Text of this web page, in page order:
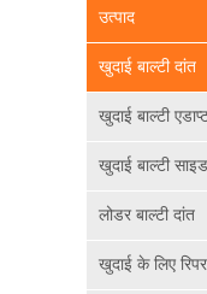
उत्पाद
खुदाई बाल्टी दांत
खुदाई बाल्टी
खुदाई बाल्टी
लोडर बाल्टी दांत
खुदाई के लिए